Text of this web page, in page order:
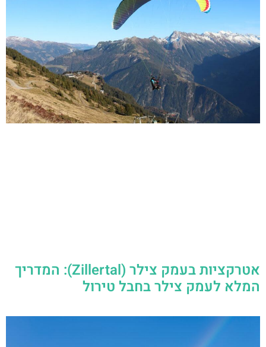
אטרקציות בעמק צילר (Zillertal): המדריך
המלא לעמק צילר בחבל טירול